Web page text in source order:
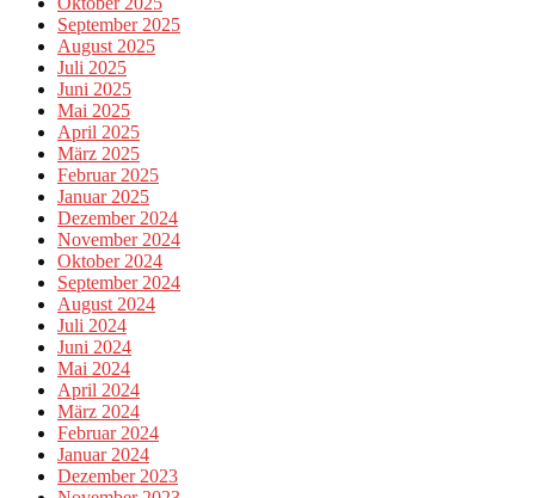
September 2025
August 2025
Juli 2025
Juni 2025
Mai 2025
April 2025
März 2025
Februar 2025
Januar 2025
Dezember 2024
November 2024
Oktober 2024
September 2024
August 2024
Juli 2024
Juni 2024
Mai 2024
April 2024
März 2024
Februar 2024
Januar 2024
Dezember 2023